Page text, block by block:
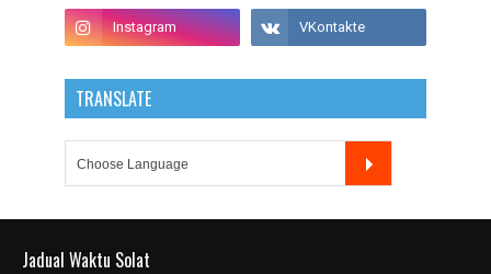
TRANSLATE
Jadual Waktu Solat